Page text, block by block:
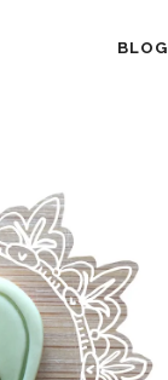
BLOG